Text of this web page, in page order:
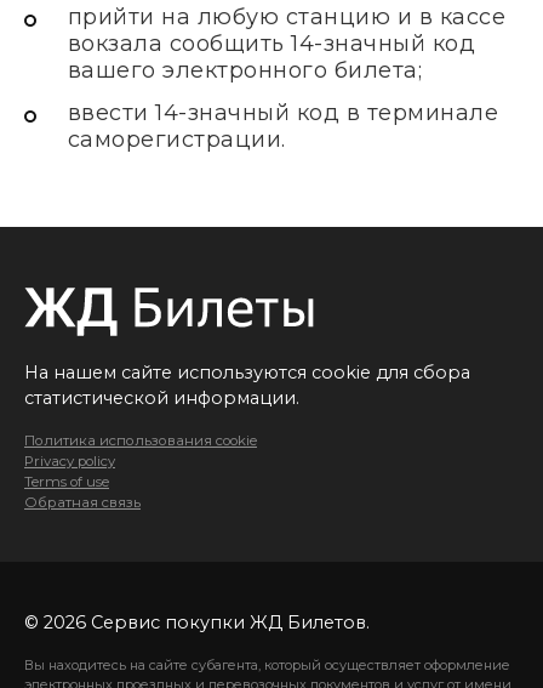
прийти на любую станцию и в кассе
вокзала сообщить 14-значный код
вашего электронного билета;
ввести 14-значный код в терминале
саморегистрации.
На нашем сайте используются cookie для сбора
статистической информации.
Политика использования cookie
Privacy policy
Terms of use
Обратная связь
© 2026 Сервис покупки ЖД Билетов.
Вы находитесь на сайте субагента, который осуществляет оформление
электронных проездных и перевозочных документов и услуг от имени